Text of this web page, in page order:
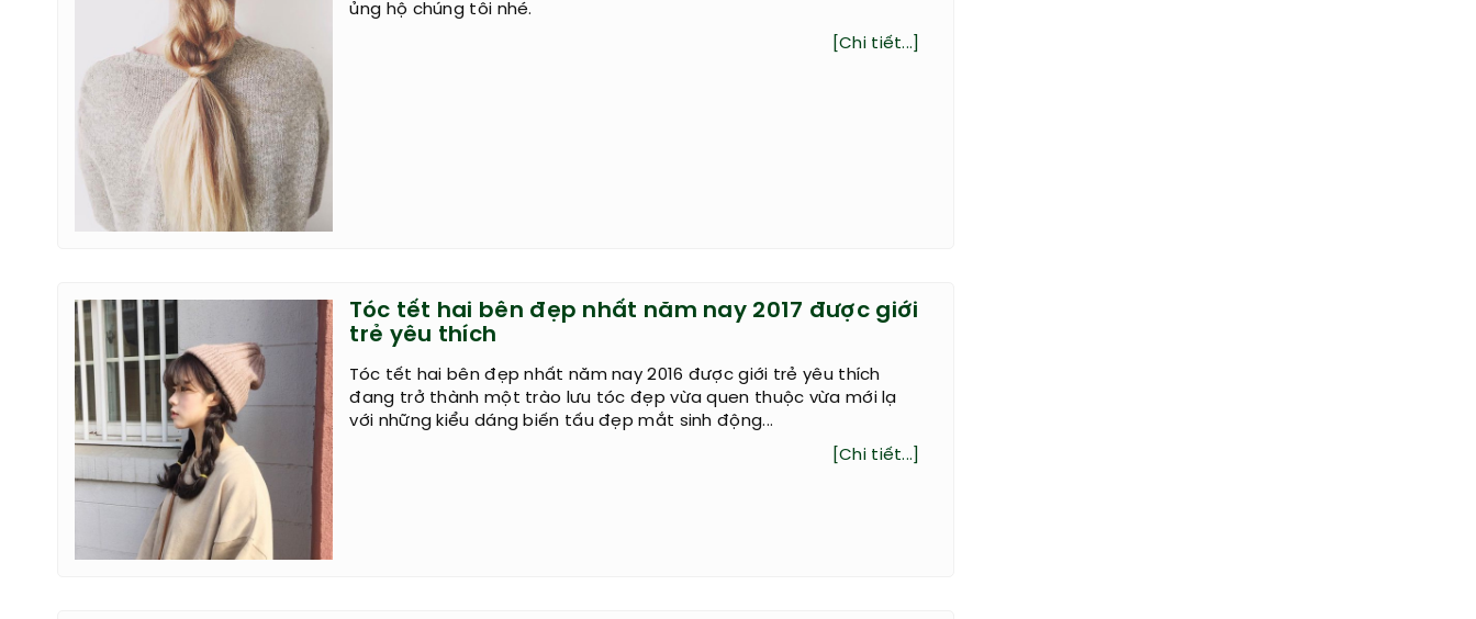
ủng hộ chúng tôi nhé.
[Chi tiết...]
Tóc tết hai bên đẹp nhất năm nay 2017 được giới
trẻ yêu thích
Tóc tết hai bên đẹp nhất năm nay 2016 được giới trẻ yêu thích
đang trở thành một trào lưu tóc đẹp vừa quen thuộc vừa mới lạ
với những kiểu dáng biến tấu đẹp mắt sinh động...
[Chi tiết...]